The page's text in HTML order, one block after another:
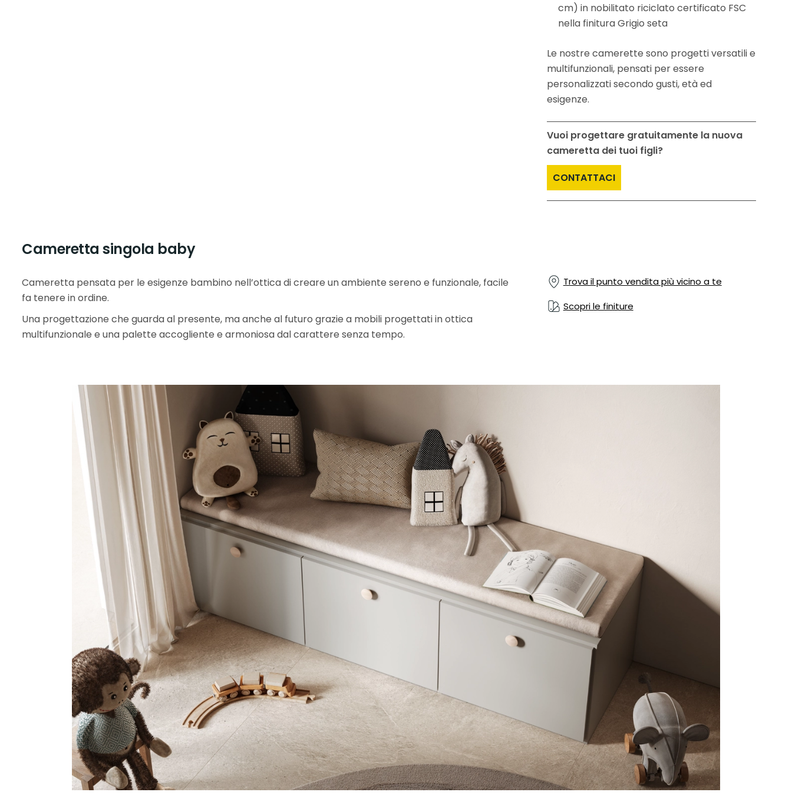
cm) in nobilitato riciclato certificato FSC
nella finitura Grigio seta
Le nostre camerette sono progetti versatili e
multifunzionali, pensati per essere
personalizzati secondo gusti, età ed
esigenze.
Vuoi progettare gratuitamente la nuova
cameretta dei tuoi figli?
CONTATTACI
Cameretta singola baby
Cameretta pensata per le esigenze bambino nell’ottica di creare un ambiente sereno e funzionale, facile
fa tenere in ordine.
Una progettazione che guarda al presente, ma anche al futuro grazie a mobili progettati in ottica
multifunzionale e una palette accogliente e armoniosa dal carattere senza tempo.
Trova il punto vendita più vicino a te
Scopri le finiture